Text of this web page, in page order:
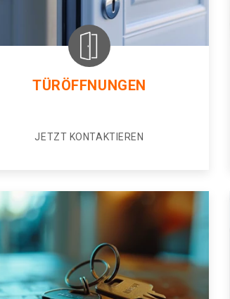
TÜRÖFFNUNGEN
JETZT KONTAKTIEREN